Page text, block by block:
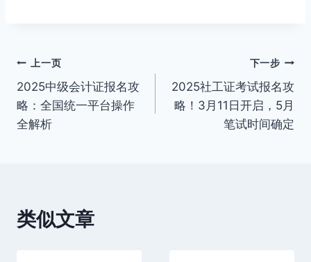
文
章
导
上一页
2025中级会计证报名攻
略：全国统一平台操作
全解析
下一步
2025社工证考试报名攻
略！3月11日开启，5月
笔试时间确定
类似文章